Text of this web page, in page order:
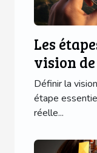
Les
vision
Définir la
étape
réelle...